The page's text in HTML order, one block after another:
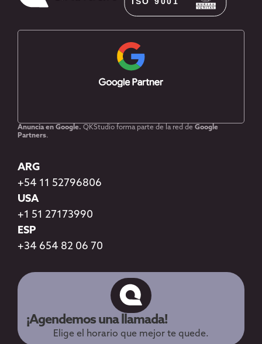
Anuncia en Google. QKStudio forma parte de la red de Google
Partners.
ARG
+54 11 52796806
USA
+1 51 27173990
ESP
+34 654 82 06 70
¡Agendemos una llamada!
Elige el horario que mejor te quede.